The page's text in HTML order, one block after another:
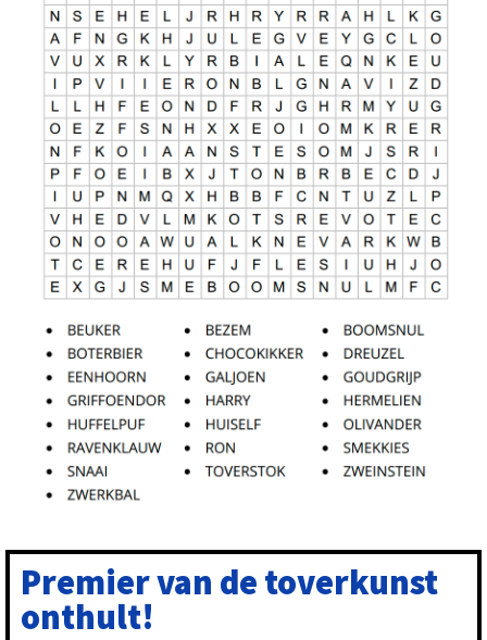
Premier van de toverkunst
onthult!